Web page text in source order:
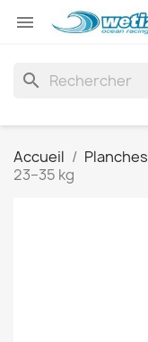

search
Accueil Planches
23–35 kg